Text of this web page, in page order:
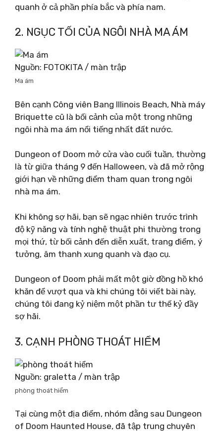
quanh ở cả phần phía bắc và phía nam.
2. NGỤC TỐI CỦA NGÔI NHÀ MA ÁM
Nguồn: FOTOKITA / màn trập
Ma ám
Bên cạnh Công viên Bang Illinois Beach, Nhà máy
Briquette cũ là bối cảnh của một trong những
ngôi nhà ma ám nổi tiếng nhất đất nước.
Dungeon of Doom mở cửa vào cuối tuần, thường
là từ giữa tháng 9 đến Halloween, và đã mở rộng
giới hạn về những điểm tham quan trong ngôi
nhà ma ám.
Khi không sợ hãi, bạn sẽ ngạc nhiên trước trình
độ kỹ năng và tính nghệ thuật phi thường trong
mọi thứ, từ bối cảnh đến diễn xuất, trang điểm, ý
tưởng, âm thanh xung quanh và đạo cụ.
Dungeon of Doom phải mất một giờ đồng hồ khó
khăn để vượt qua và khi chúng tôi viết bài này,
chúng tôi đang kỷ niệm một phần tư thế kỷ đầy
sợ hãi.
3. CẠNH PHÒNG THOÁT HIỂM
Nguồn: graletta / màn trập
phòng thoát hiểm
Tại cùng một địa điểm, nhóm đằng sau Dungeon
of Doom Haunted House, đã tập trung chuyên